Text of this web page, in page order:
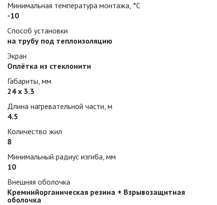
Минимальная температура монтажа, °С
-10
Способ установки
на трубу под теплоизоляцию
Экран
Оплётка из стеклонити
Габариты, мм
24 х 3.3
Длина нагревательной части, м
4.5
Количество жил
8
Минимальный радиус изгиба, мм
10
Внешняя оболочка
Кремнийорганическая резина + Взрывозащитная
оболочка